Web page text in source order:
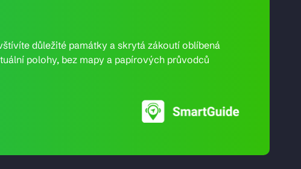
důležité památky a skrytá zákoutí oblíbená
polohy, bez mapy a papírových průvodců